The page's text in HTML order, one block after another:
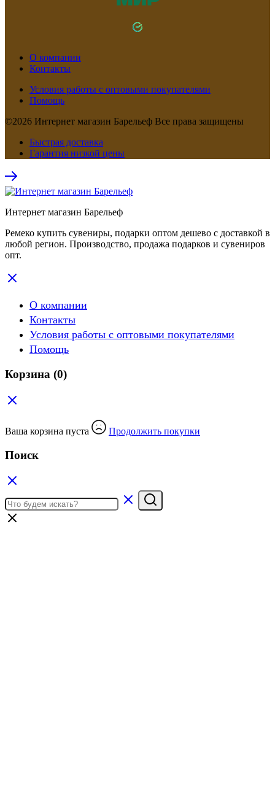
О компании
Контакты
Условия работы с оптовыми покупателями
Помощь
©2026 Интернет магазин Барельеф Все права защищены
Быстрая доставка
Гарантия низкой цены
Интернет магазин Барельеф
Ремеко купить сувениры, подарки оптом дешево с доставкой в
любой регион. Производство, продажа подарков и сувениров
опт.
О компании
Контакты
Условия работы с оптовыми покупателями
Помощь
Корзина (0)
Ваша корзина пуста Продолжить покупки
Поиск